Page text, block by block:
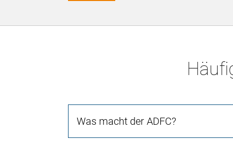
Was macht der ADFC?